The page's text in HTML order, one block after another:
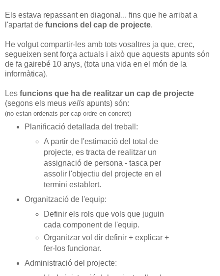
Els estava repassant en diagonal... fins que he arribat a
l'apartat de funcions del cap de projecte.
He volgut compartir-les amb tots vosaltres ja que, crec,
segueixen sent força actuals i això que aquests apunts són
de fa gairebé 10 anys, (tota una vida en el món de la
informàtica).
Les funcions que ha de realitzar un cap de projecte
(segons els meus vells apunts) són:
(no estan ordenats per cap ordre en concret)
Planificació detallada del treball:
A partir de l'estimació del total de
projecte, es tracta de realitzar un
assignació de persona - tasca per
assolir l'objectiu del projecte en el
termini establert.
Organització de l'equip:
Definir els rols que vols que juguin
cada component de l'equip.
Organitzar vol dir definir + explicar +
fer-los funcionar.
Administració del projecte: